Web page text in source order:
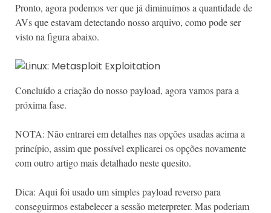
Pronto, agora podemos ver que já diminuímos a quantidade de
AVs que estavam detectando nosso arquivo, como pode ser
visto na figura abaixo.
Concluído a criação do nosso payload, agora vamos para a
próxima fase.
NOTA: Não entrarei em detalhes nas opções usadas acima a
princípio, assim que possível explicarei os opções novamente
com outro artigo mais detalhado neste quesito.
Dica: Aqui foi usado um simples payload reverso para
conseguirmos estabelecer a sessão meterpreter. Mas poderiam